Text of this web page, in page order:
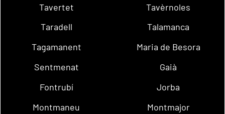
Tavertet
Tavèrnoles
Taradell
Talamanca
Tagamanent
Maria de Besora
Sentmenat
Gaià
Fontrubí
Jorba
Montmaneu
Montmajor